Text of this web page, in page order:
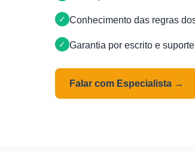
Conhecimento das regras
Garantia por escrito e
Falar com Especialista →